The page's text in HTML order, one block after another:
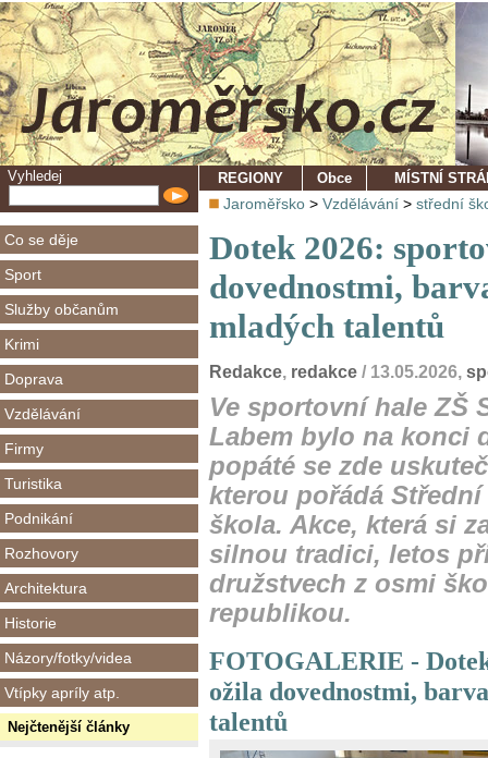
Vyhledej
Co se děje
Sport
Služby občanům
Krimi
Doprava
Vzdělávání
Firmy
Turistika
Podnikání
Rozhovory
Architektura
Historie
Názory/fotky/videa
Vtípky apríly atp.
Nejčtenější články
REGIONY Obce MÍSTNÍ
Jaroměřsko > Vzdělávání > střední
Dotek 2026:
dovednostmi,
mladých talentů
Redakce, redakce / 13.05.2026,
Ve sportovní hale ZŠ
Labem bylo na konci
popáté se zde
kterou pořádá
škola. Akce, která si
silnou tradici, letos
družstvech z osmi
republikou.
FOTOGALERIE -
ožila dovednostmi,
talentů